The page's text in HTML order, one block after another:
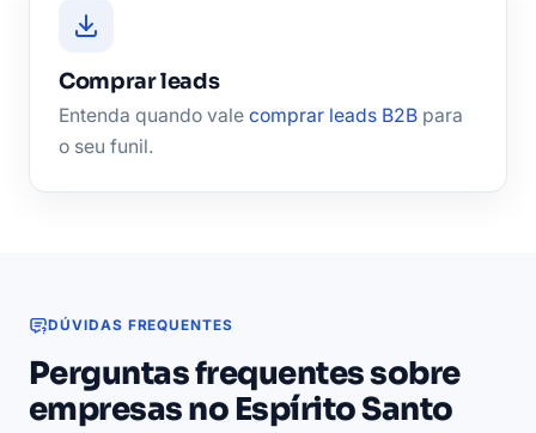
Comprar leads
Entenda quando vale comprar leads B2B para
o seu funil.
DÚVIDAS FREQUENTES
Perguntas frequentes sobre
empresas no Espírito Santo